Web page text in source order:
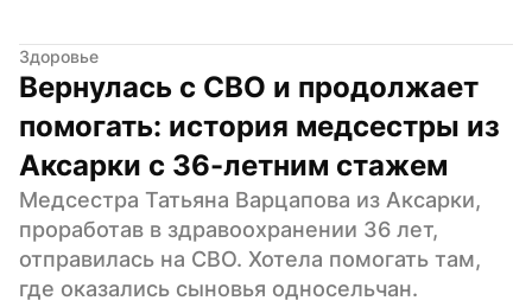
Здоровье
Вернулась с СВО и продолжает
помогать: история медсестры из
Аксарки с 36-летним стажем
Медсестра Татьяна Варцапова из Аксарки,
проработав в здравоохранении 36 лет,
отправилась на СВО. Хотела помогать там,
где оказались сыновья односельчан.